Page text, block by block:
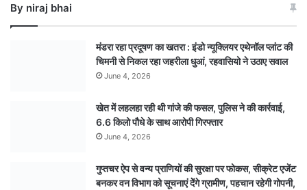
By niraj bhai
मंडरा रहा प्रदूषण का खतरा : इंडो न्यूक्लियर एथेनॉल प्लांट की
चिमनी से निकल रहा जहरीला धुआं, रहवासियो ने उठाए सवाल
June 4, 2026
खेत में लहलहा रही थी गांजे की फसल, पुलिस ने की कार्रवाई,
6.6 किलो पौधे के साथ आरोपी गिरफ्तार
June 4, 2026
गुप्तचर ऐप से वन्य प्राणियों की सुरक्षा पर फोकस, सीक्रेट एजेंट
बनकर वन विभाग को सूचनाएं देेंगे ग्रामीण, पहचान रहेगी गोपनी,